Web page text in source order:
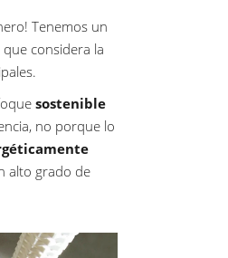
Tenemos un
considera la
sostenible
no porque lo
alto grado de